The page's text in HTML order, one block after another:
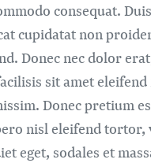
consequat.
cupidatat non
Donec nec dolor
sit amet eleifend
Donec pretium
nisl eleifend
eget, sodales et